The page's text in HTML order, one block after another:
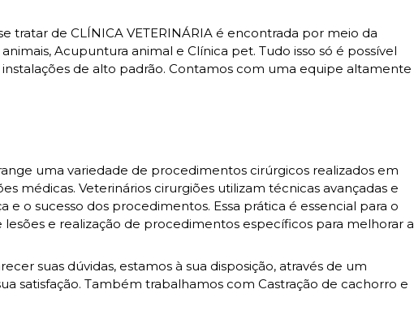
tratar de CLÍNICA VETERINÁRIA é encontrada por meio da
Acupuntura animal e Clínica pet. Tudo isso só é possível
instalações de alto padrão. Contamos com uma equipe altamente
uma variedade de procedimentos cirúrgicos realizados em
médicas. Veterinários cirurgiões utilizam técnicas avançadas e
o sucesso dos procedimentos. Essa prática é essencial para o
e realização de procedimentos específicos para melhorar a
suas dúvidas, estamos à sua disposição, através de um
satisfação. Também trabalhamos com Castração de cachorro e